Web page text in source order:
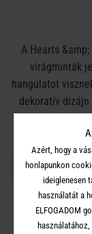
A Hearts
virágminták
hangulatot
dekoratív
garantáltan
komódon
Azért, hogy a
honlapunkon
ideiglenesen
használatát a
ELFOGADOM